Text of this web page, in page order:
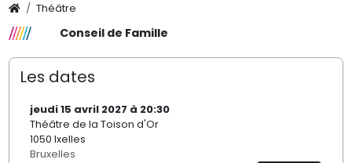
Théâtre
Conseil de Famille
Les dates
jeudi 15 avril 2027 à 20:30
Théâtre de la Toison d'Or
1050 Ixelles
Bruxelles